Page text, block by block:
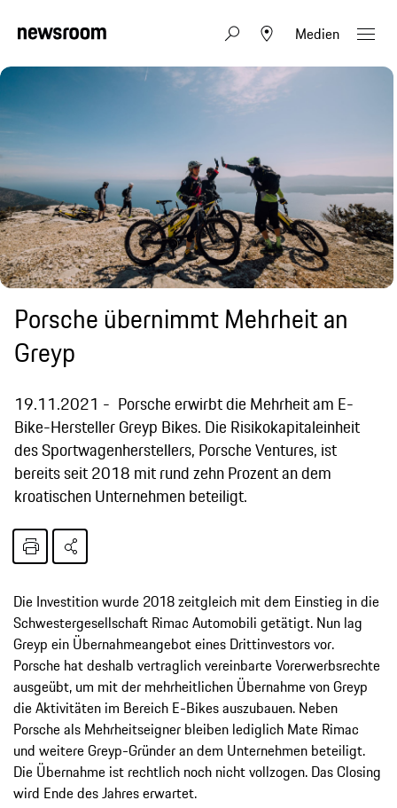
Medien
Porsche übernimmt Mehrheit an
Greyp
19.11.2021
Porsche erwirbt die Mehrheit am E-
Bike-Hersteller Greyp Bikes. Die Risikokapitaleinheit
des Sportwagenherstellers, Porsche Ventures, ist
bereits seit 2018 mit rund zehn Prozent an dem
kroatischen Unternehmen beteiligt.
Die Investition wurde 2018 zeitgleich mit dem Einstieg in die
Schwestergesellschaft Rimac Automobili getätigt. Nun lag
Greyp ein Übernahmeangebot eines Drittinvestors vor.
Porsche hat deshalb vertraglich vereinbarte Vorerwerbsrechte
ausgeübt, um mit der mehrheitlichen Übernahme von Greyp
die Aktivitäten im Bereich E-Bikes auszubauen. Neben
Porsche als Mehrheitseigner bleiben lediglich Mate Rimac
und weitere Greyp-Gründer an dem Unternehmen beteiligt.
Die Übernahme ist rechtlich noch nicht vollzogen. Das Closing
wird Ende des Jahres erwartet.